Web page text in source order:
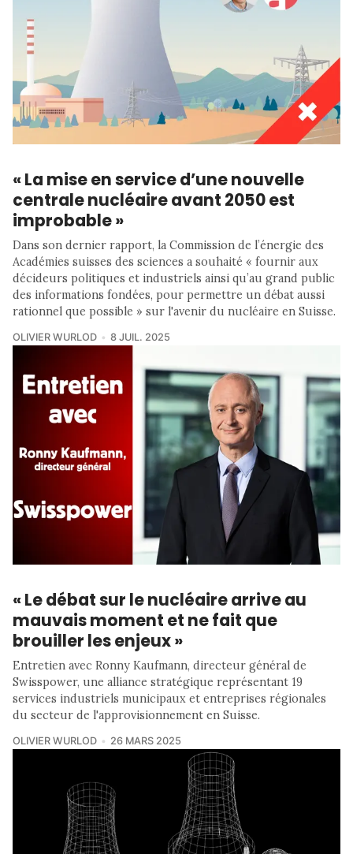
« La mise en service d’une nouvelle
centrale nucléaire avant 2050 est
improbable »
Dans son dernier rapport, la Commission de l’énergie des
Académies suisses des sciences a souhaité « fournir aux
décideurs politiques et industriels ainsi qu’au grand public
des informations fondées, pour permettre un débat aussi
rationnel que possible » sur l'avenir du nucléaire en Suisse.
OLIVIER WURLOD 8 JUIL. 2025
« Le débat sur le nucléaire arrive au
mauvais moment et ne fait que
brouiller les enjeux »
Entretien avec Ronny Kaufmann, directeur général de
Swisspower, une alliance stratégique représentant 19
services industriels municipaux et entreprises régionales
du secteur de l'approvisionnement en Suisse.
OLIVIER WURLOD 26 MARS 2025